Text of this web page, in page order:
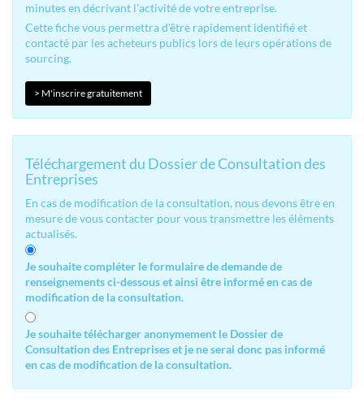
minutes en décrivant l'activité de votre entreprise.
Cette fiche vous permettra d'être rapidement identifié et
contacté par les acheteurs publics lors de leurs opérations de
sourcing.
> M'inscrire gratuitement
Téléchargement du Dossier de Consultation des
Entreprises
En cas de modification de la consultation, nous devons être en
mesure de vous contacter pour vous transmettre les éléments
actualisés.
Je souhaite compléter le formulaire de demande de
renseignements ci-dessous et ainsi être informé en cas de
modification de la consultation.
Je souhaite télécharger anonymement le Dossier de
Consultation des Entreprises et je ne serai donc pas informé
en cas de modification de la consultation.